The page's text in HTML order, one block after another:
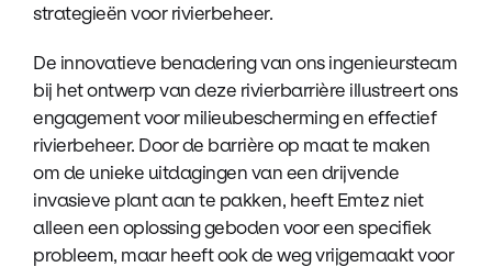
strategieën voor rivierbeheer.
De innovatieve benadering van ons ingenieursteam
bij het ontwerp van deze rivierbarrière illustreert ons
engagement voor milieubescherming en effectief
rivierbeheer. Door de barrière op maat te maken
om de unieke uitdagingen van een drijvende
invasieve plant aan te pakken, heeft Emtez niet
alleen een oplossing geboden voor een specifiek
probleem, maar heeft ook de weg vrijgemaakt voor